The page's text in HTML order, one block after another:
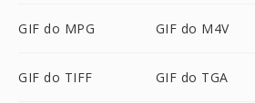
GIF do MPG GIF do M4V
GIF do TIFF GIF do TGA